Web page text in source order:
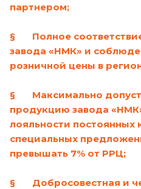
партнером;
§ Полное
завода «НМК» и
розничной цены в
§ Максимально
продукцию завода
лояльности постоянных
специальных
превышать 7% от РРЦ;
§ Добросовестная и